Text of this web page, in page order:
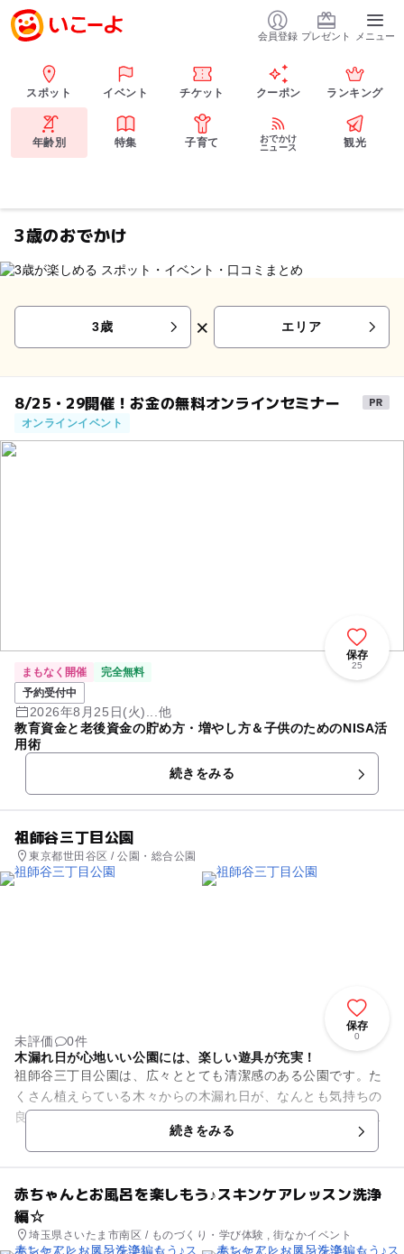
会員登録 プレゼント メニュー
スポット イベント チケット クーポン ランキング
年齢別 特集 子育て
おでかけ
ニュース
観光
3歳のおでかけ
3歳 × エリア
8/25・29開催！お金の無料オンラインセミナー
オンラインイベント
保存
25
まもなく開催
完全無料
予約受付中
2026年8月25日(火)...他
教育資金と老後資金の貯め方・増やし方＆子供のためのNISA活
用術
続きをみる
祖師谷三丁目公園
東京都世田谷区 / 公園・総合公園
保存
0
未評価
0件
木漏れ日が心地いい公園には、楽しい遊具が充実！
祖師谷三丁目公園は、広々ととても清潔感のある公園です。た
くさん植えらている木々からの木漏れ日が、なんとも気持ちの
良い空間をつくり出しています。ゆったりと日向ぼっこやピク
ニックをするのにぴったりで...続きをみる
赤ちゃんとお風呂を楽しもう♪スキンケアレッスン洗浄
編☆
埼玉県さいたま市南区 / ものづくり・学び体験 , 街なかイベント